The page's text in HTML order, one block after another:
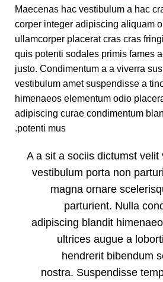
Maecenas hac vestibulum a hac
corper integer adipiscing aliquam
ullamcorper placerat cras cras
quis potenti sodales primis fames
justo. Condimentum a a viverra
vestibulum amet suspendisse a
himenaeos elementum odio
adipiscing curae condimentum
potenti mus.
A a sit a sociis dictumst velit
vestibulum porta non
magna ornare
parturient. Nulla
adipiscing blandit
ultrices augue a
hendrerit bibendum
nostra. Suspendisse